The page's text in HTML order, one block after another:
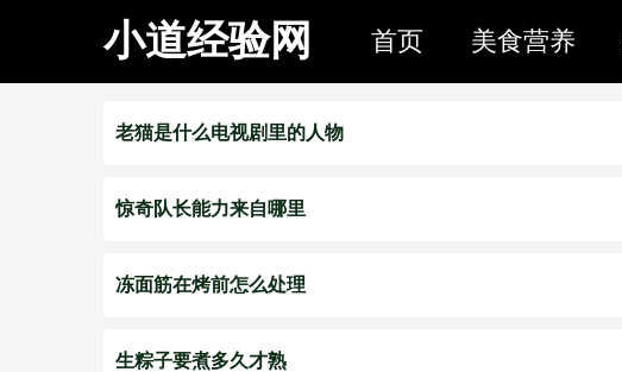
小道经验网 首页 美食营养
老猫是什么电视剧里的人物
惊奇队长能力来自哪里
冻面筋在烤前怎么处理
生粽子要煮多久才熟